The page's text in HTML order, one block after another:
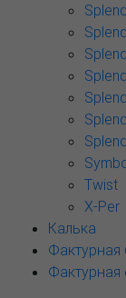
Twist
X-Per
Калька
Фактурная